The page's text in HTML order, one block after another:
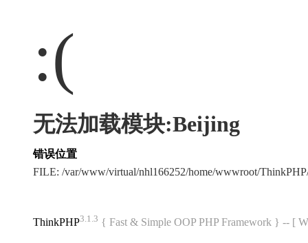
:(
无法加载模块:Beijing
错误位置
FILE: /var/www/virtual/nhl166252/home/wwwroot/
ThinkPHP3.1.3 { Fast & Simple OOP PHP Framework } -- [